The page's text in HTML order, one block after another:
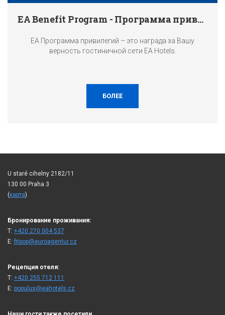
EA Benefit Program - Программа привилегий
EA Программа привилегий – это награда за Вашу
верность гостиничной сети EA Hotels.
БОЛЕЕ
U staré cihelny 2182/11
130 00 Praha 3
(карта)
Бронирование проживания:
T: +420 270 004 537
E:fitpop@euroagentur.cz
Рецепция отеля:
T: +420 255 712 111
E: populus@eahotels.cz